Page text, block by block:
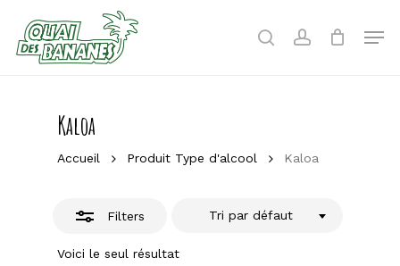
main
content
searchaccount
Kaloa
Accueil Produit Type d'alcool Kaloa
Filters
Voici le seul résultat
Tri par défaut
Close